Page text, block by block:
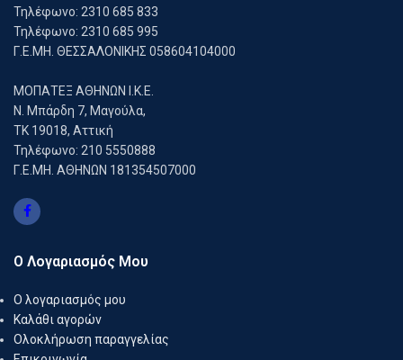
Τηλέφωνο: 2310 685 833
Τηλέφωνο: 2310 685 995
Γ.Ε.ΜΗ. ΘΕΣΣΑΛΟΝΙΚΗΣ 058604104000
ΜΟΠΑΤΕΞ ΑΘΗΝΩΝ Ι.Κ.Ε.
Ν. Μπάρδη 7, Μαγούλα,
ΤΚ 19018, Αττική
Τηλέφωνο: 210 5550888
Γ.Ε.ΜΗ. ΑΘΗΝΩΝ 181354507000
Ο Λογαριασμός Μου
Ο λογαριασμός μου
Καλάθι αγορών
Ολοκλήρωση παραγγελίας